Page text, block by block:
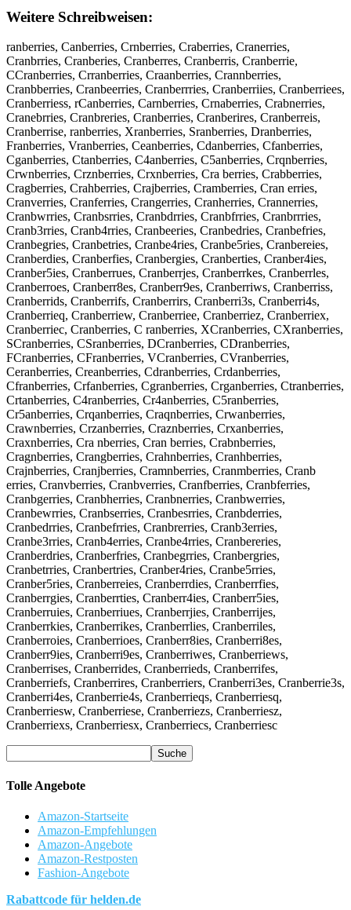
Weitere Schreibweisen:
ranberries, Canberries, Crnberries, Craberries, Cranerries,
Cranbrries, Cranberies, Cranberres, Cranberris, Cranberrie,
CCranberries, Crranberries, Craanberries, Crannberries,
Cranbberries, Cranbeerries, Cranberrries, Cranberriies, Cranberriees,
Cranberriess, rCanberries, Carnberries, Crnaberries, Crabnerries,
Cranebrries, Cranbreries, Cranberries, Cranberires, Cranberreis,
Cranberrise, ranberries, Xranberries, Sranberries, Dranberries,
Franberries, Vranberries, Ceanberries, Cdanberries, Cfanberries,
Cganberries, Ctanberries, C4anberries, C5anberries, Crqnberries,
Crwnberries, Crznberries, Crxnberries, Cra berries, Crabberries,
Cragberries, Crahberries, Crajberries, Cramberries, Cran erries,
Cranverries, Cranferries, Crangerries, Cranherries, Crannerries,
Cranbwrries, Cranbsrries, Cranbdrries, Cranbfrries, Cranbrrries,
Cranb3rries, Cranb4rries, Cranbeeries, Cranbedries, Cranbefries,
Cranbegries, Cranbetries, Cranbe4ries, Cranbe5ries, Cranbereies,
Cranberdies, Cranberfies, Cranbergies, Cranberties, Cranber4ies,
Cranber5ies, Cranberrues, Cranberrjes, Cranberrkes, Cranberrles,
Cranberroes, Cranberr8es, Cranberr9es, Cranberriws, Cranberriss,
Cranberrids, Cranberrifs, Cranberrirs, Cranberri3s, Cranberri4s,
Cranberrieq, Cranberriew, Cranberriee, Cranberriez, Cranberriex,
Cranberriec, Cranberries, C ranberries, XCranberries, CXranberries,
SCranberries, CSranberries, DCranberries, CDranberries,
FCranberries, CFranberries, VCranberries, CVranberries,
Ceranberries, Creanberries, Cdranberries, Crdanberries,
Cfranberries, Crfanberries, Cgranberries, Crganberries, Ctranberries,
Crtanberries, C4ranberries, Cr4anberries, C5ranberries,
Cr5anberries, Crqanberries, Craqnberries, Crwanberries,
Crawnberries, Crzanberries, Craznberries, Crxanberries,
Craxnberries, Cra nberries, Cran berries, Crabnberries,
Cragnberries, Crangberries, Crahnberries, Cranhberries,
Crajnberries, Cranjberries, Cramnberries, Cranmberries, Cranb
erries, Cranvberries, Cranbverries, Cranfberries, Cranbferries,
Cranbgerries, Cranbherries, Cranbnerries, Cranbwerries,
Cranbewrries, Cranbserries, Cranbesrries, Cranbderries,
Cranbedrries, Cranbefrries, Cranbrerries, Cranb3erries,
Cranbe3rries, Cranb4erries, Cranbe4rries, Cranbereries,
Cranberdries, Cranberfries, Cranbegrries, Cranbergries,
Cranbetrries, Cranbertries, Cranber4ries, Cranbe5rries,
Cranber5ries, Cranberreies, Cranberrdies, Cranberrfies,
Cranberrgies, Cranberrties, Cranberr4ies, Cranberr5ies,
Cranberruies, Cranberriues, Cranberrjies, Cranberrijes,
Cranberrkies, Cranberrikes, Cranberrlies, Cranberriles,
Cranberroies, Cranberrioes, Cranberr8ies, Cranberri8es,
Cranberr9ies, Cranberri9es, Cranberriwes, Cranberriews,
Cranberrises, Cranberrides, Cranberrieds, Cranberrifes,
Cranberriefs, Cranberrires, Cranberriers, Cranberri3es, Cranberrie3s,
Cranberri4es, Cranberrie4s, Cranberrieqs, Cranberriesq,
Cranberriesw, Cranberriese, Cranberriezs, Cranberriesz,
Cranberriexs, Cranberriesx, Cranberriecs, Cranberriesc
Tolle Angebote
Amazon-Startseite
Amazon-Empfehlungen
Amazon-Angebote
Amazon-Restposten
Fashion-Angebote
Rabattcode für helden.de